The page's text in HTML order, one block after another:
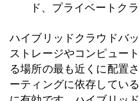
ド、プライベートク
ハイブリッドクラウドバ
ストレージやコンピュー
る場所の最も近くに配置
ーティングに依存してい